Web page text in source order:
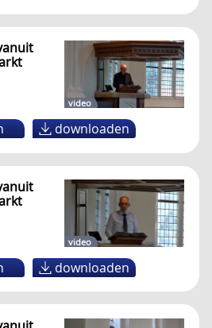
video
downloaden
video
downloaden